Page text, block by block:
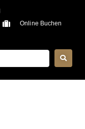
Online Buchen